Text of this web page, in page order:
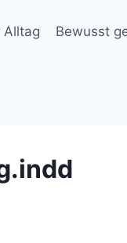
Alltag Bewusst